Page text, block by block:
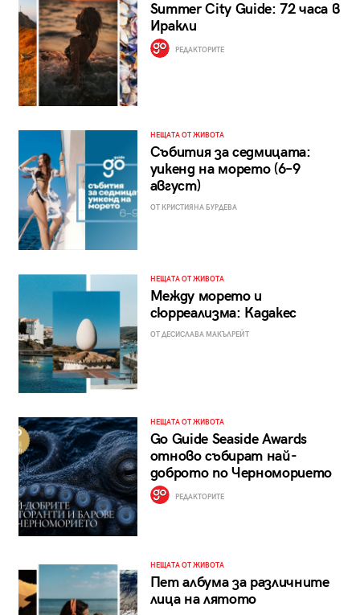
Summer City Guide: 72 часа в
Иракли
РЕДАКТОРИТЕ
НЕЩАТА ОТ ЖИВОТА
Събития за седмицата:
уикенд на морето (6–9
август)
ОТ КРИСТИЯНА БУРДЕВА
НЕЩАТА ОТ ЖИВОТА
Между морето и
сюрреализма: Кадакес
ОТ ДЕСИСЛАВА МАКЪЛРЕЙТ
НЕЩАТА ОТ ЖИВОТА
Go Guide Seaside Awards
отново събират най-
доброто по Черноморието
РЕДАКТОРИТЕ
НЕЩАТА ОТ ЖИВОТА
Пет албума за различните
лица на лятото